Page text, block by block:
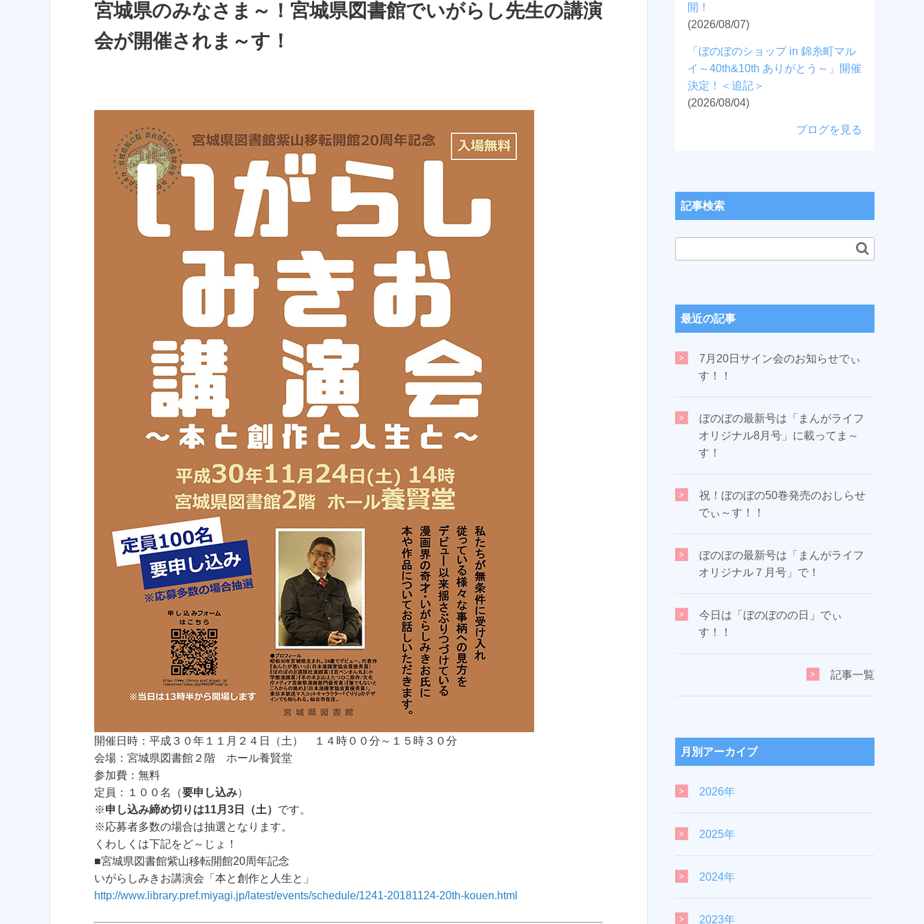
宮城県のみなさま～！宮城県図書館でいがらし先生の講演
会が開催されま～す！
開催日時：平成３０年１１月２４日（土） １４時００分～１５時３０分
会場：宮城県図書館２階 ホール養賢堂
参加費：無料
定員：１００名（要申し込み）
※申し込み締め切りは11月3日（土） です。
※応募者多数の場合は抽選となります。
くわしくは下記をど～じょ！
■宮城県図書館紫山移転開館20周年記念
いがらしみきお講演会「本と創作と人生と」
http://www.library.pref.miyagi.jp/latest/events/schedule/1241-20181124-20th-kouen.html
開！
(2026/08/07)
「ぼのぼのショップ in 錦糸町マル
イ～40th&10th ありがとう～」開催
決定！＜追記＞
(2026/08/04)
ブログを見る
記事検索
最近の記事
7月20日サイン会のお知らせでぃ
す！！
ぼのぼの最新号は「まんがライフ
オリジナル8月号」に載ってま～
す！
祝！ぼのぼの50巻発売のおしらせ
でぃ～す！！
ぼのぼの最新号は「まんがライフ
オリジナル７月号」で！
今日は「ぼのぼのの日」でぃ
す！！
記事一覧
月別アーカイブ
2026年
2025年
2024年
2023年